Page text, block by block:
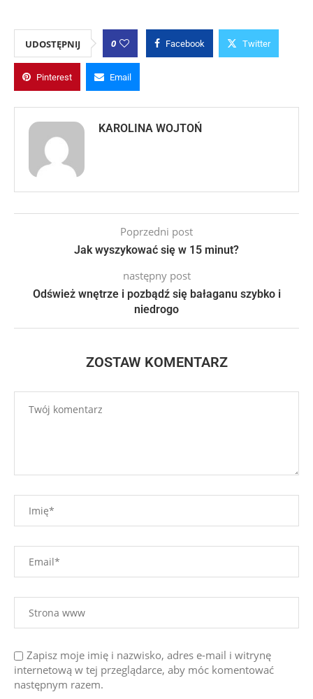
UDOSTĘPNIJ 0 Facebook Twitter
Pinterest Email
KAROLINA WOJTOŃ
Poprzedni post
Jak wyszykować się w 15 minut?
następny post
Odśwież wnętrze i pozbądź się bałaganu szybko i
niedrogo
ZOSTAW KOMENTARZ
Zapisz moje imię i nazwisko, adres e-mail i witrynę
internetową w tej przeglądarce, aby móc komentować
następnym razem.